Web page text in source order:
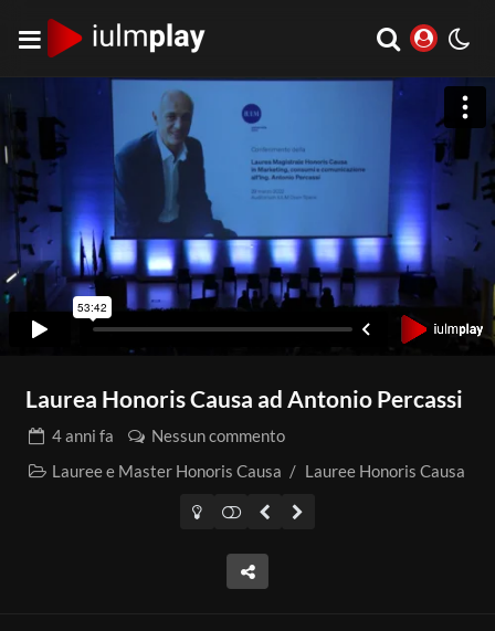
Laurea Honoris Causa ad Antonio Percassi
4 anni fa
Nessun commento
Lauree e Master Honoris Causa / Lauree Honoris Causa